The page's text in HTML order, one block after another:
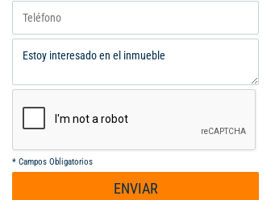
* Campos Obligatorios
ENVIAR